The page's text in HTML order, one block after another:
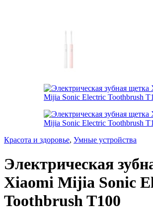
Красота и здоровье, Умные устройства
Электрическая
Xiaomi Mijia Sonic
Toothbrush T100